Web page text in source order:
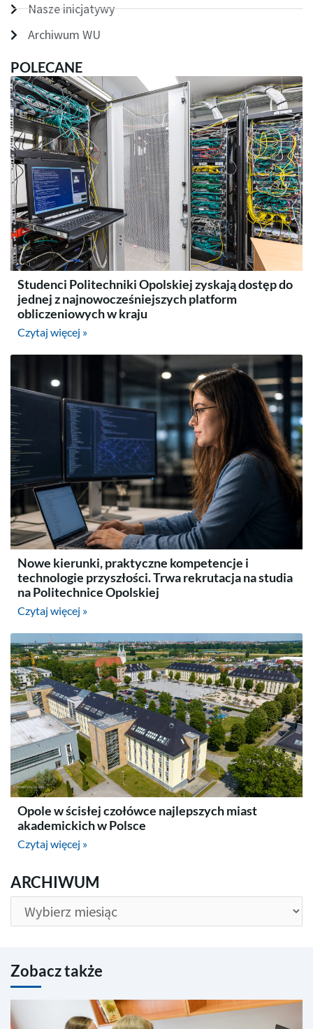
Nasze inicjatywy
Archiwum WU
POLECANE
Studenci Politechniki Opolskiej zyskają dostęp do
jednej z najnowocześniejszych platform
obliczeniowych w kraju
Czytaj więcej »
Nowe kierunki, praktyczne kompetencje i
technologie przyszłości. Trwa rekrutacja na studia
na Politechnice Opolskiej
Czytaj więcej »
Opole w ścisłej czołówce najlepszych miast
akademickich w Polsce
Czytaj więcej »
ARCHIWUM
ARCHIWUM
Zobacz także